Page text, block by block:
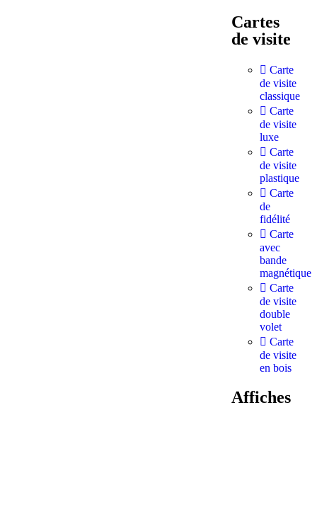
Cartes
de visite
Carte
de visite
classique
Carte
de visite
luxe
Carte
de visite
plastique
Carte
de
fidélité
Carte
avec
bande
magnétique
Carte
de visite
double
volet
Carte
de visite
en bois
Affiches